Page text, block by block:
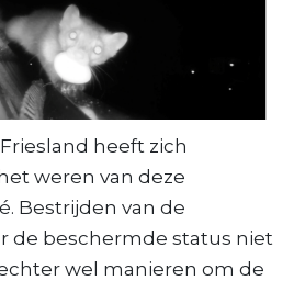
heeft zich
weren van deze
Bestrijden van de
de beschermde status niet
wel manieren om de